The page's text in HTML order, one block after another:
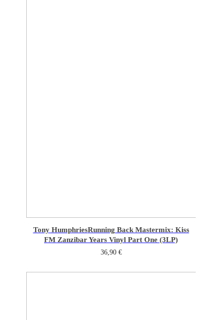
Tony HumphriesRunning Back Mastermix: Kiss
FM Zanzibar Years Vinyl Part One (3LP)
36,90 €